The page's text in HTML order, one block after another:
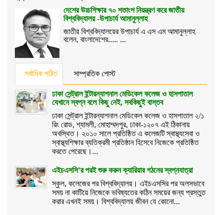
দেশের উচ্চশিক্ষার ৭০ শতাংশ নিয়ন্ত্রণ করে জাতীয়
বিশ্ববিদ্যালয় -উপাচার্য আমানুল্লাহ
জাতীয় বিশ্ববিদ্যালয়ের উপাচার্য এ এস এম আমানুল্লাহ
বলেন, বাংলাদেশের..... ...
সর্বাধিক পঠিত সাম্প্রতিক পোস্ট
ঢাকা সেন্ট্রাল ইন্টারন্যাশনাল মেডিকেল কলেজ ও হাসপাতাল
যেখানে স্বপ্ন বলে কিছু নেই, সবকিছুই বাস্তব
ঢাকা সেন্ট্রাল ইন্টারন্যাশনাল মেডিকেল কলেজ ও হাসপাতাল ২/১
রিং রোড, শ্যামলী, মোহাম্মদপুর, ঢাকা-১২০৭ এই ঠিকানায়
অবস্থিত। ২০১০ সালে প্রতিষ্ঠিত এ কলেজটি স্বাস্থ্যসেবা ও
স্বাস্থ্যশিক্ষার ব্যতিক্রমী প্রতিষ্ঠান হিসেবে নিজেকে প্রতিষ্ঠিত
করতে পেরেছে।...
এইচএসসি’র পরই শুরু করুন ক্যারিয়ার গঠনের স্বপ্নযাত্রা
স্কুল, কলেজের পর বিশ্ববিদ্যালয়। এইচএসসির পর অলসভাবে
সময় না কাটিয়ে নিজেকে ভবিষ্যতের কঠিন সময়ের জন্য প্রস্তুত
করার এখনই সময়। বিশ্ববিদ্যালয় জীবন যে কোনো...